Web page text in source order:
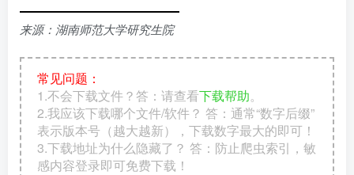
来源：湖南师范大学研究生院
常见问题：
1.不会下载文件？答：请查看下载帮助。
2.我应该下载哪个文件/软件？ 答：通常“数字后缀”
表示版本号（越大越新），下载数字最大的即可！
3.下载地址为什么隐藏了？ 答：防止爬虫索引，敏
感内容登录即可免费下载！